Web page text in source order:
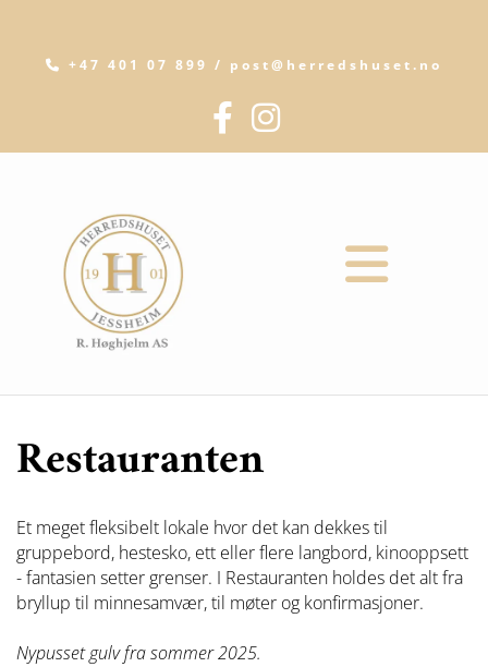
 +47 401 07 899 / post@herredshuset.no
Restauranten
Et meget fleksibelt lokale hvor det kan dekkes til
gruppebord, hestesko, ett eller flere langbord, kinooppsett
- fantasien setter grenser. I Restauranten holdes det alt fra
bryllup til minnesamvær, til møter og konfirmasjoner.
Nypusset gulv fra sommer 2025.